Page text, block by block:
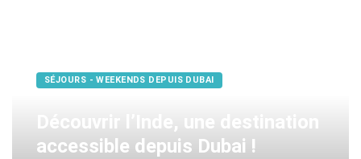
SÉJOURS - WEEKENDS DEPUIS DUBAI
Découvrir l’Inde, une destination
accessible depuis Dubai !